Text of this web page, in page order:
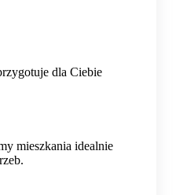
dla Ciebie
mieszkania idealnie